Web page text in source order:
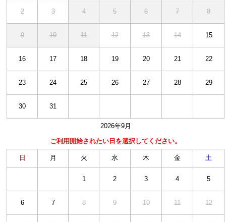
2 3 4 5 6 7 8
9 10 11 12 13 14 15
16 17 18 19 20 21 22
23 24 25 26 27 28 29
30 31
2026年9月
日 月 火 水 木 金 土
1 2 3 4 5
6 7 8 9 10 11 12